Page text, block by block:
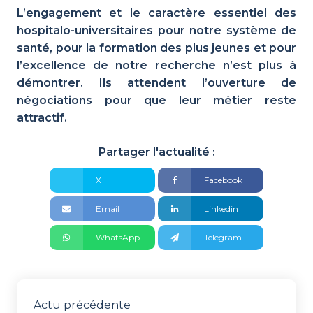
L’engagement et le caractère essentiel des
hospitalo-universitaires pour notre système de
santé, pour la formation des plus jeunes et pour
l’excellence de notre recherche n’est plus à
démontrer. Ils attendent l’ouverture de
négociations pour que leur métier reste
attractif.
Partager l'actualité :
X Facebook
Email Linkedin
WhatsApp Telegram
Actu précédente